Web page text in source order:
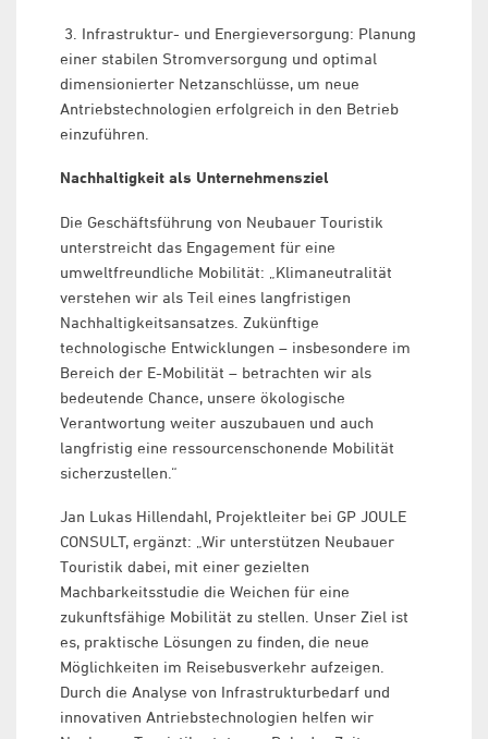
3. Infrastruktur- und Energieversorgung: Planung
einer stabilen Stromversorgung und optimal
dimensionierter Netzanschlüsse, um neue
Antriebstechnologien erfolgreich in den Betrieb
einzuführen.
Nachhaltigkeit als Unternehmensziel
Die Geschäftsführung von Neubauer Touristik
unterstreicht das Engagement für eine
umweltfreundliche Mobilität: „Klimaneutralität
verstehen wir als Teil eines langfristigen
Nachhaltigkeitsansatzes. Zukünftige
technologische Entwicklungen – insbesondere im
Bereich der E-Mobilität – betrachten wir als
bedeutende Chance, unsere ökologische
Verantwortung weiter auszubauen und auch
langfristig eine ressourcenschonende Mobilität
sicherzustellen.“
Jan Lukas Hillendahl, Projektleiter bei GP JOULE
CONSULT, ergänzt: „Wir unterstützen Neubauer
Touristik dabei, mit einer gezielten
Machbarkeitsstudie die Weichen für eine
zukunftsfähige Mobilität zu stellen. Unser Ziel ist
es, praktische Lösungen zu finden, die neue
Möglichkeiten im Reisebusverkehr aufzeigen.
Durch die Analyse von Infrastrukturbedarf und
innovativen Antriebstechnologien helfen wir